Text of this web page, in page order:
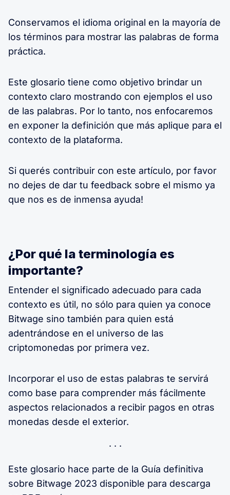
Conservamos el idioma original en la mayoría de
los términos para mostrar las palabras de forma
práctica.
Este glosario tiene como objetivo brindar un
contexto claro mostrando con ejemplos el uso
de las palabras. Por lo tanto, nos enfocaremos
en exponer la definición que más aplique para el
contexto de la plataforma.
Si querés contribuir con este artículo, por favor
no dejes de dar tu feedback sobre el mismo ya
que nos es de inmensa ayuda!
¿Por qué la terminología es
importante?
Entender el significado adecuado para cada
contexto es útil, no sólo para quien ya conoce
Bitwage sino también para quien está
adentrándose en el universo de las
criptomonedas por primera vez.
Incorporar el uso de estas palabras te servirá
como base para comprender más fácilmente
aspectos relacionados a recibir pagos en otras
monedas desde el exterior.
Este glosario hace parte de la Guía definitiva
sobre Bitwage 2023 disponible para descarga